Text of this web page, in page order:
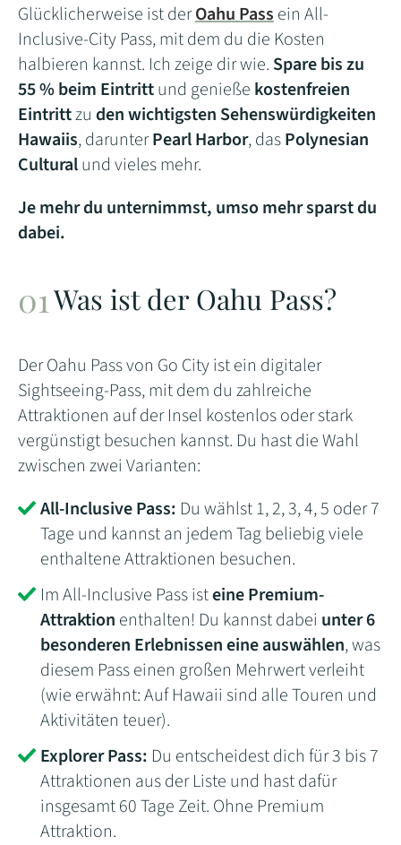
Glücklicherweise ist derOahu Pass ein All-
Inclusive-City Pass, mit dem du die Kosten
halbieren kannst. Ich zeige dir wie. Spare bis zu
55 % beim Eintrittund genieße kostenfreien
Eintrittzu den wichtigsten Sehenswürdigkeiten
Hawaiis, darunterPearl Harbor, dasPolynesian
Culturalund vieles mehr.
Je mehr du unternimmst, umso mehr sparst du
dabei.
Was ist der Oahu Pass?
Der Oahu Pass von Go City ist ein digitaler
Sightseeing-Pass, mit dem du zahlreiche
Attraktionen auf der Insel kostenlos oder stark
vergünstigt besuchen kannst. Du hast die Wahl
zwischen zwei Varianten:
All-Inclusive Pass: Du wählst 1, 2, 3, 4, 5 oder 7
Tage und kannst an jedem Tag beliebig viele
enthaltene Attraktionen besuchen.
Im All-Inclusive Pass isteine Premium-
Attraktion enthalten! Du kannst dabei unter 6
besonderen Erlebnissen eine auswählen, was
diesem Pass einen großen Mehrwert verleiht
(wie erwähnt: Auf Hawaii sind alle Touren und
Aktivitäten teuer).
Explorer Pass: Du entscheidest dich für 3 bis 7
Attraktionen aus der Liste und hast dafür
insgesamt 60 Tage Zeit. Ohne Premium
Attraktion.